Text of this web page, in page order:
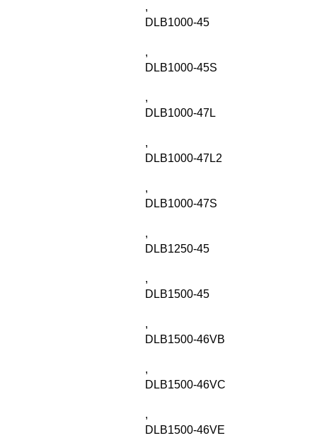
,
DLB1000-45
,
DLB1000-45S
,
DLB1000-47L
,
DLB1000-47L2
,
DLB1000-47S
,
DLB1250-45
,
DLB1500-45
,
DLB1500-46VB
,
DLB1500-46VC
,
DLB1500-46VE